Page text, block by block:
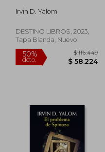
$ 57.212
Irvin D. Yalom
DESTINO LIBROS, 2023,
Tapa Blanda, Nuevo